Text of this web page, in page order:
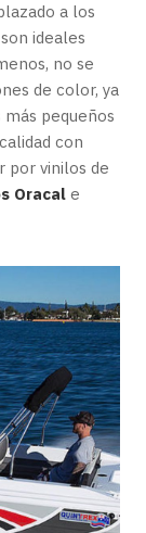
a los
ideales
no se
de color, ya
pequeños
con
por vinilos de
Oracal e